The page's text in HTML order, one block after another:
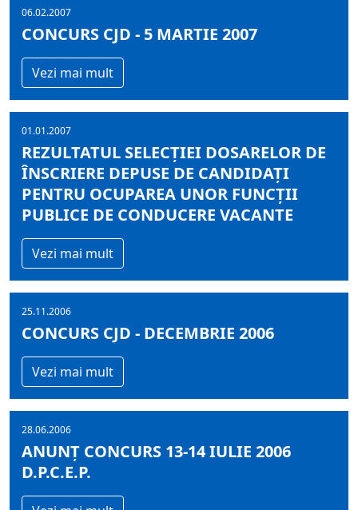
06.02.2007
CONCURS CJD - 5 MARTIE 2007
Vezi mai mult
01.01.2007
REZULTATUL SELECȚIEI DOSARELOR DE
ÎNSCRIERE DEPUSE DE CANDIDAȚI
PENTRU OCUPAREA UNOR FUNCȚII
PUBLICE DE CONDUCERE VACANTE
Vezi mai mult
25.11.2006
CONCURS CJD - DECEMBRIE 2006
Vezi mai mult
28.06.2006
ANUNŢ CONCURS 13-14 IULIE 2006
D.P.C.E.P.